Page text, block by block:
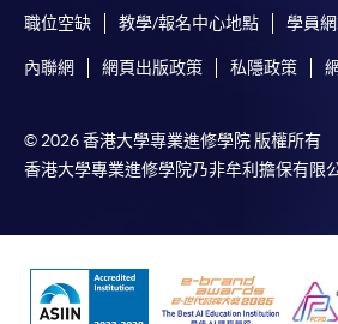
職位空缺 教學/報名中心地點 學員
內聯網 網頁出版政策 私隱政策
© 2026 香港大學專業進修學院 版權所有
香港大學專業進修學院乃非牟利擔保有限